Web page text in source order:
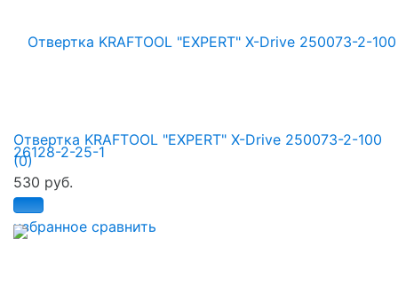
избранное сравнить
Отвертка KRAFTOOL "EXPERT" X-Drive 250073-2-100
(0)
530 руб.